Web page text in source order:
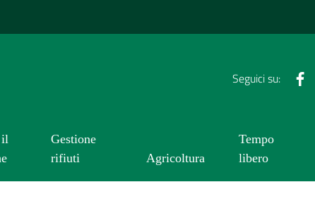
Seguici su:
il
Gestione
rifiuti
Agricoltura
Tempo
libero